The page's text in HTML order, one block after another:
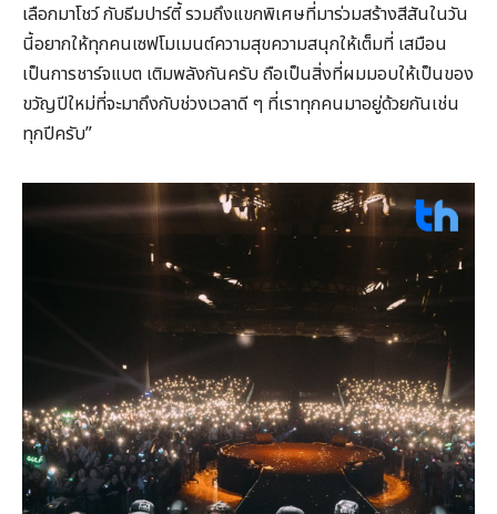
เลือกมาโชว์ กับธีมปาร์ตี้ รวมถึงแขกพิเศษที่มาร่วมสร้างสีสันในวัน
นี้อยากให้ทุกคนเซฟโมเมนต์ความสุขความสนุกให้เต็มที่ เสมือน
เป็นการชาร์จแบต เติมพลังกันครับ ถือเป็นสิ่งที่ผมมอบให้เป็นของ
ขวัญปีใหม่ที่จะมาถึงกับช่วงเวลาดี ๆ ที่เราทุกคนมาอยู่ด้วยกันเช่น
ทุกปีครับ”